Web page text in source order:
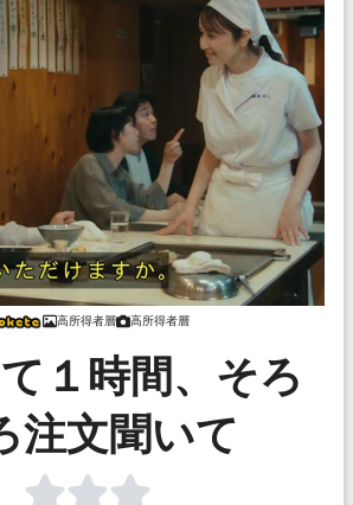
高所得者層 高所得者層
１時間、そろ
注文聞いて